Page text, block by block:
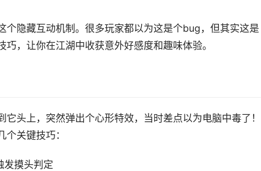
个隐藏互动机制。很多玩家都以为这是个bug，但其实这是
，让你在江湖中收获意外好感度和趣味体验。
头上，突然弹出个心形特效，当时差点以为电脑中毒了！
个关键技巧：
发摸头判定